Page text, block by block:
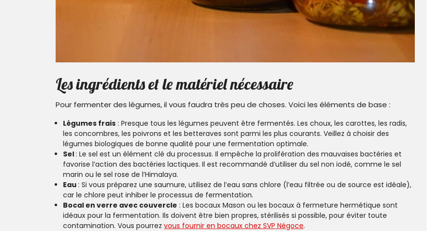
Les ingrédients et le matériel nécessaire
Pour fermenter des légumes, il vous faudra très peu de choses. Voici les éléments de base :
Légumes frais : Presque tous les légumes peuvent être fermentés. Les choux, les carottes, les radis,
les concombres, les poivrons et les betteraves sont parmi les plus courants. Veillez à choisir des
légumes biologiques de bonne qualité pour une fermentation optimale.
Sel: Le sel est un élément clé du processus. Il empêche la prolifération des mauvaises bactéries et
favorise l’action des bactéries lactiques. Il est recommandé d’utiliser du sel non iodé, comme le sel
marin ou le sel rose de l’Himalaya.
Eau : Si vous préparez une saumure, utilisez de l’eau sans chlore (l’eau filtrée ou de source est idéale),
car le chlore peut inhiber le processus de fermentation.
Bocal en verre avec couvercle : Les bocaux Mason ou les bocaux à fermeture hermétique sont
idéaux pour la fermentation. Ils doivent être bien propres, stérilisés si possible, pour éviter toute
contamination. Vous pourrez vous fournir en bocaux chez SVP Négoce.